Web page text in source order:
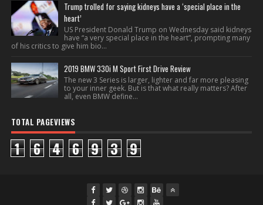
Trump trolled for saying kidneys have a ‘special place in the
heart’
US President Donald Trump on Wednesday said kidneys
have “a very special place in the heart”, prompting many
of his critics to give him bio...
2019 BMW 330i M Sport First Drive Review
The new 3 Series is larger, lighter and far more pleasing
to your inner geek. But is that what really matters? After
all, even BMW define...
TOTAL PAGEVIEWS
1 6 4 6 9 3 9